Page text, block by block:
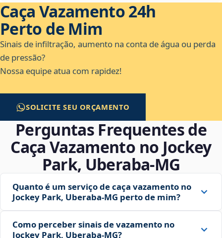
Caça Vazamento 24h
Perto de Mim
Sinais de infiltração, aumento na conta de água ou perda
de pressão?
Nossa equipe atua com rapidez!
SOLICITE SEU ORÇAMENTO
Perguntas Frequentes de
Caça Vazamento no Jockey
Park, Uberaba‑MG
Quanto é um serviço de caça vazamento no
Jockey Park, Uberaba‑MG perto de mim?
Como perceber sinais de vazamento no
Jockey Park, Uberaba‑MG?